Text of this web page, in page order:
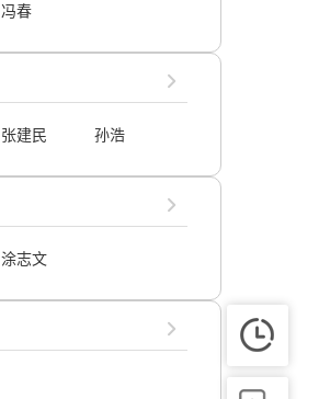
冯春
张建民 孙浩
涂志文